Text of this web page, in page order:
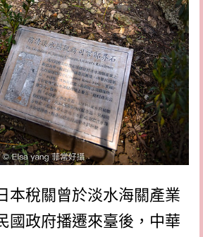
本稅關曾於淡水海關產業
國政府播遷來臺後，中華